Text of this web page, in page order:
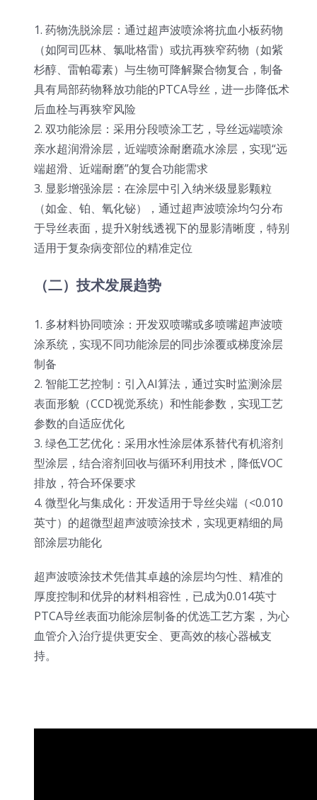
1. 药物洗脱涂层：通过超声波喷涂将抗血小板药物
（如阿司匹林、氯吡格雷）或抗再狭窄药物（如紫
杉醇、雷帕霉素）与生物可降解聚合物复合，制备
具有局部药物释放功能的PTCA导丝，进一步降低术
后血栓与再狭窄风险
2. 双功能涂层：采用分段喷涂工艺，导丝远端喷涂
亲水超润滑涂层，近端喷涂耐磨疏水涂层，实现“远
端超滑、近端耐磨”的复合功能需求
3. 显影增强涂层：在涂层中引入纳米级显影颗粒
（如金、铂、氧化铋），通过超声波喷涂均匀分布
于导丝表面，提升X射线透视下的显影清晰度，特别
适用于复杂病变部位的精准定位
（二）技术发展趋势
1. 多材料协同喷涂：开发双喷嘴或多喷嘴超声波喷
涂系统，实现不同功能涂层的同步涂覆或梯度涂层
制备
2. 智能工艺控制：引入AI算法，通过实时监测涂层
表面形貌（CCD视觉系统）和性能参数，实现工艺
参数的自适应优化
3. 绿色工艺优化：采用水性涂层体系替代有机溶剂
型涂层，结合溶剂回收与循环利用技术，降低VOC
排放，符合环保要求
4. 微型化与集成化：开发适用于导丝尖端（<0.010
英寸）的超微型超声波喷涂技术，实现更精细的局
部涂层功能化
超声波喷涂技术凭借其卓越的涂层均匀性、精准的
厚度控制和优异的材料相容性，已成为0.014英寸
PTCA导丝表面功能涂层制备的优选工艺方案，为心
血管介入治疗提供更安全、更高效的核心器械支
持。